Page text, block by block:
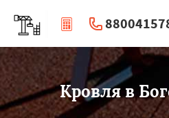
|
Кровля в